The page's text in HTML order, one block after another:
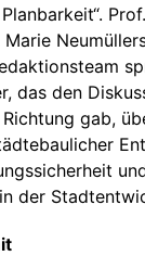
das den
gab,
der